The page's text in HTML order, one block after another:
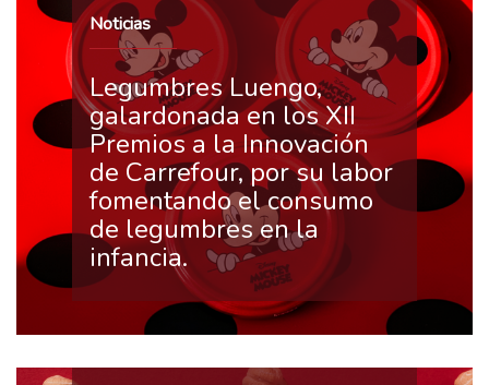
Noticias
Legumbres Luengo,
galardonada en los XII
Premios a la Innovación
de Carrefour, por su labor
fomentando el consumo
de legumbres en la
infancia.